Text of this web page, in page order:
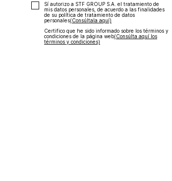
Sí autorizo a STF GROUP S.A. el tratamiento de
mis datos personales, de acuerdo a las finalidades
de su política de tratamiento de datos
personales‎(Consúltala aquí)
Certifico que he sido informado sobre los términos y
condiciones de la página web‎(Consúlta aquí los
términos y condiciones)